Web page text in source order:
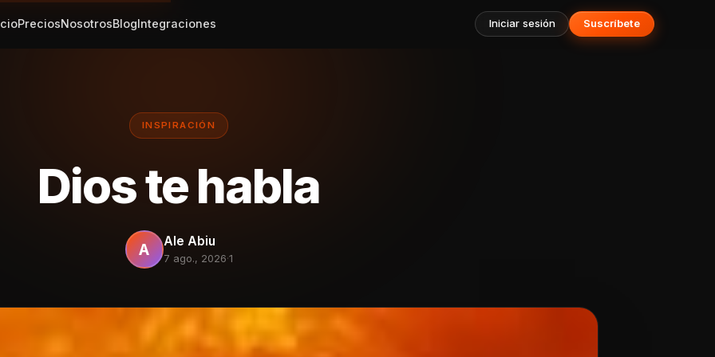
PreciosNosotrosBlogIntegraciones Iniciar sesión Suscríbete
INSPIRACIÓN
Dios te habla
A Ale Abiu
7 ago., 2026·1